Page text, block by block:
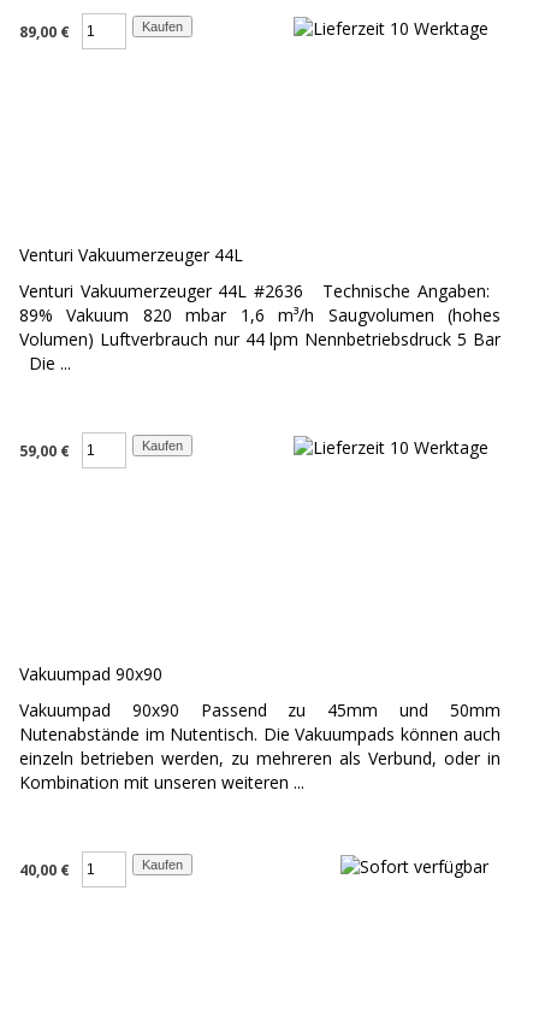
89,00 €
Venturi Vakuumerzeuger 44L
Venturi Vakuumerzeuger 44L #2636 Technische Angaben:
89% Vakuum 820 mbar 1,6 m³/h Saugvolumen (hohes
Volumen) Luftverbrauch nur 44 lpm Nennbetriebsdruck 5 Bar
Die ...
59,00 €
Vakuumpad 90x90
Vakuumpad 90x90 Passend zu 45mm und 50mm
Nutenabstände im Nutentisch. Die Vakuumpads können auch
einzeln betrieben werden, zu mehreren als Verbund, oder in
Kombination mit unseren weiteren ...
40,00 €